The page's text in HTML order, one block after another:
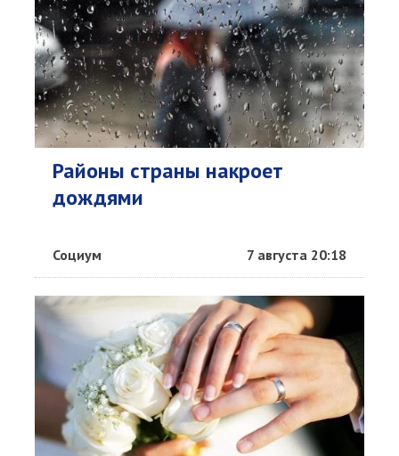
Районы страны накроет
дождями
Социум 7 августа 20:18